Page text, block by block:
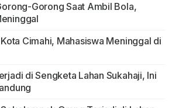
Gorong Saat Ambil Bola,
Cimahi, Mahasiswa Meninggal di
di Sengketa Lahan Sukahaji, Ini